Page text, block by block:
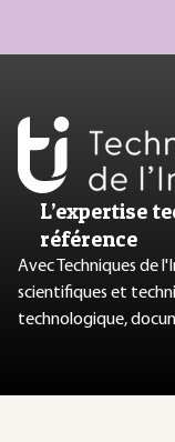
L’expertise
référence
Avec Techniques de
scientifiques et
technologique,